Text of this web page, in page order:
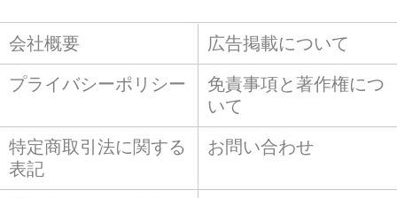
会社概要 広告掲載について
プライバシーポリシー
免責事項と著作権につ
いて
特定商取引法に関する
表記
お問い合わせ